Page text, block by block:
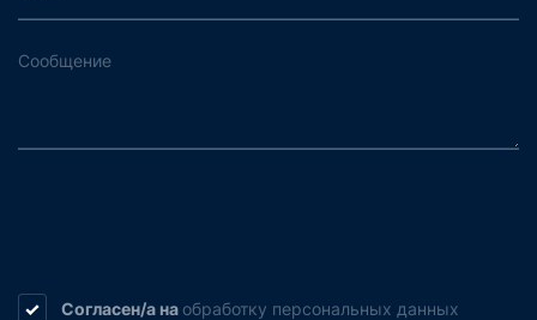
Согласен/а на обработку персональных данных